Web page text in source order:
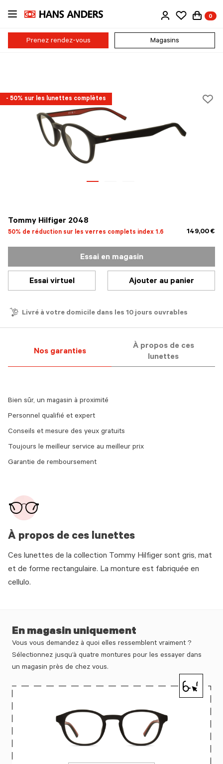
Passer
contenu
principal
0
Prenez rendez-vous Magasins
- 50% sur les lunettes complètes
Tommy Hilfiger 2048
50% de réduction sur les verres complets index 1.6 149,00 €
Essai en magasin
Essai virtuel Ajouter au panier
Livré à votre domicile dans les 10 jours ouvrables
Nos garanties
À propos de ces
lunettes
À propos de ces lunettes
Ces lunettes de la collection Tommy Hilfiger sont gris, mat
et de forme rectangulaire. La monture est fabriquée en
cellulo.
Bien sûr, un magasin à proximité
Personnel qualifié et expert
Conseils et mesure des yeux gratuits
Toujours le meilleur service au meilleur prix
Garantie de remboursement
En magasin uniquement
Vous vous demandez à quoi elles ressemblent vraiment ?
Sélectionnez jusqu’à quatre montures pour les essayer dans
un magasin près de chez vous.